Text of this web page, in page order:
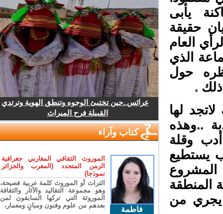
يأبى
حقيقة
العام
الذي
حول
.
لها
..وهذه
وقلة
يستطيع
المنطقة
من
عرائس..حين تختبئ الوجوه وتنطق الهوية وترتدي
القبيلة فرح الميراث
كتاب وآراء
فاطمة
الموروث الثقافي المغاربي جغرافية
الزمن المتجدد (المغرب والجزائر
نموذجا)
التراث أو الموروث كلمة عربية فصيحة،
وهو مجموعة التقاليد والآثار والثقافة
الموروثة التي تركها السابقون لمن
بعدهم من علوم وفنون ومبانٍ ومعمار،